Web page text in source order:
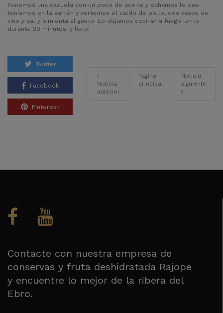
Ponemos una cazuela con un poco de aceite y echamos lo que
teníamos en la sartén y vertemos el caldo de pollo, dos vasos de
vino y sal y pimienta al gusto. Lo dejamos cocinar a fuego lento
durante 20 minutos ¡y listo!
Twitter
Facebook
Pinterest
Noticia
anterior
Pagina
principal
Noticia
siguiente
Contacte con nuestra empresa de
conservas y fruta deshidratada Rajope
y encuentre lo mejor de la ribera del
Ebro.